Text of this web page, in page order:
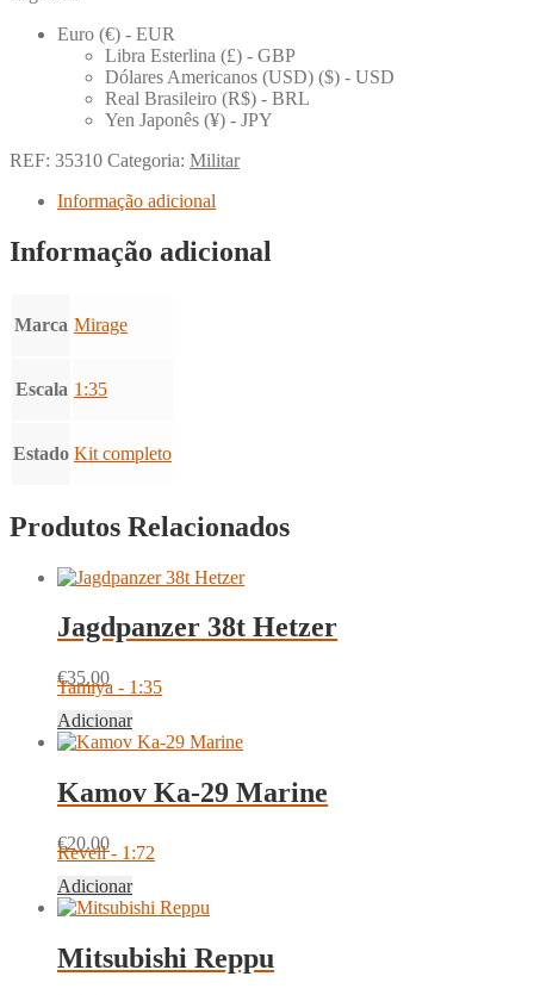
Euro (€) - EUR
Libra Esterlina (£) - GBP
Dólares Americanos (USD) ($) - USD
Real Brasileiro (R$) - BRL
Yen Japonês (¥) - JPY
REF: 35310 Categoria: Militar
Informação adicional
Informação adicional
Marca Mirage
Escala 1:35
Estado Kit completo
Produtos Relacionados
Jagdpanzer 38t Hetzer
€35.00
Tamiya - 1:35
Adicionar
Kamov Ka-29 Marine
€20.00
Revell - 1:72
Adicionar
Mitsubishi Reppu